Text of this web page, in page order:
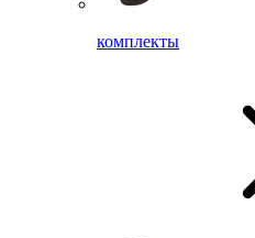
комплекты